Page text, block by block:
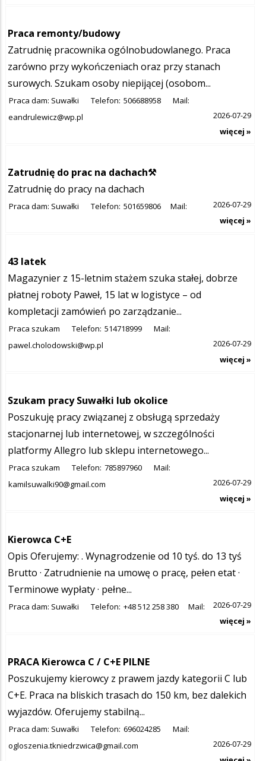
Praca remonty/budowy
Zatrudnię pracownika ogólnobudowlanego. Praca
zarówno przy wykończeniach oraz przy stanach
surowych. Szukam osoby niepijącej (osobom...
Praca dam: Suwałki Telefon: 506688958
Mail:
eandrulewicz@wp.pl
2026-07-29
więcej »
Zatrudnię do prac na dachach⚒️
Zatrudnię do pracy na dachach
Praca dam: Suwałki Telefon: 501659806 Mail:
2026-07-29
więcej »
43 latek
Magazynier z 15-letnim stażem szuka stałej, dobrze
płatnej roboty Paweł, 15 lat w logistyce – od
kompletacji zamówień po zarządzanie...
Praca szukam Telefon: 514718999
Mail:
pawel.cholodowski@wp.pl
2026-07-29
więcej »
Szukam pracy Suwałki lub okolice
Poszukuję pracy związanej z obsługą sprzedaży
stacjonarnej lub internetowej, w szczególności
platformy Allegro lub sklepu internetowego...
Praca szukam Telefon: 785897960
Mail:
kamilsuwalki90@gmail.com
2026-07-29
więcej »
Kierowca C+E
Opis Oferujemy: . Wynagrodzenie od 10 tyś. do 13 tyś
Brutto · Zatrudnienie na umowę o pracę, pełen etat ·
Terminowe wypłaty · pełne...
Praca dam: Suwałki Telefon: +48 512 258 380 Mail:
2026-07-29
więcej »
PRACA Kierowca C / C+E PILNE
Poszukujemy kierowcy z prawem jazdy kategorii C lub
C+E. Praca na bliskich trasach do 150 km, bez dalekich
wyjazdów. Oferujemy stabilną...
Praca dam: Suwałki Telefon: 696024285
Mail:
ogloszenia.tkniedrzwica@gmail.com
2026-07-29